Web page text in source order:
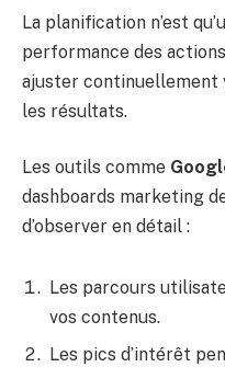
La planification n’est
performance des
ajuster
les résultats.
Les outils comme
dashboards marketing
d’observer en détail :
Les parcours
vos contenus.
Les pics d’intérêt